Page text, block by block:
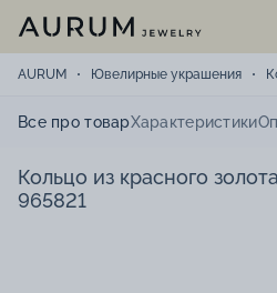
AURUM Ювелирные украшения
Все про товарХарактеристики
Кольцо из красного
965821